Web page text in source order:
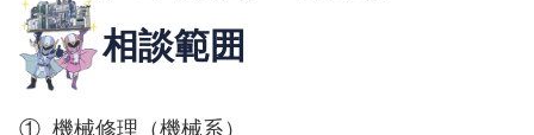
相談範囲
① 機械修理（機械系）